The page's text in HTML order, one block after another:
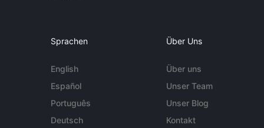
Sprachen
English
Español
Português
Deutsch
Über Uns
Über uns
Unser Team
Unser Blog
Kontakt